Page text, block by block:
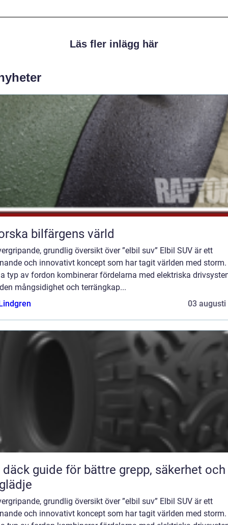
Läs fler inlägg här
bilfärgens värld
grundlig översikt över ”elbil suv” Elbil SUV är ett
och innovativt koncept som har tagit världen med storm.
typ av fordon kombinerar fördelarna med elektriska
mångsidighet och terrängkap...
03 augusti
grepp, säkerhet och
grundlig översikt över ”elbil suv” Elbil SUV är ett
och innovativt koncept som har tagit världen med storm.